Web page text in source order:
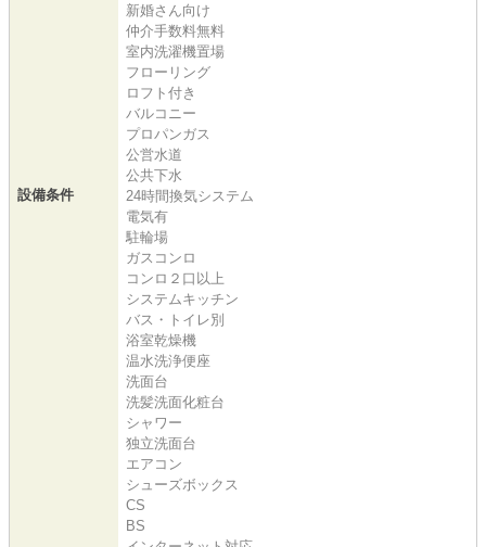
設備条件
新婚さん向け
仲介手数料無料
室内洗濯機置場
フローリング
ロフト付き
バルコニー
プロパンガス
公営水道
公共下水
24時間換気システム
電気有
駐輪場
ガスコンロ
コンロ２口以上
システムキッチン
バス・トイレ別
浴室乾燥機
温水洗浄便座
洗面台
洗髪洗面化粧台
シャワー
独立洗面台
エアコン
シューズボックス
CS
BS